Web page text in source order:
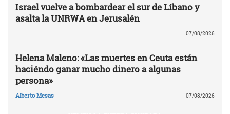
Israel vuelve a bombardear el sur de Líbano y
asalta la UNRWA en Jerusalén
07/08/2026
Helena Maleno: «Las muertes en Ceuta están
haciéndo ganar mucho dinero a algunas
persona»
Alberto Mesas 07/08/2026